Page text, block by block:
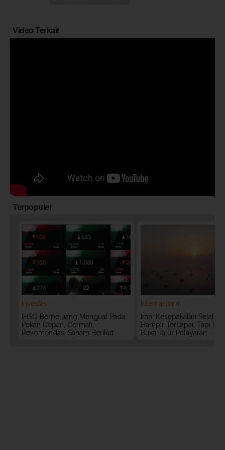
Video Terkait
Terpopuler
Investasi
IHSG Berpeluang Menguat Pada
Pekan Depan, Cermati
Rekomendasi Saham Berikut
Internasional
Iran: Kesepakatan Selat
Hampir Tercapai, Tapi
Buka Jalur Pelayaran